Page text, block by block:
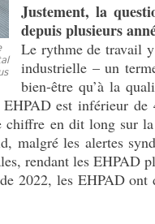
Justement, la
depuis plusieurs
Le rythme de travail y
industrielle – un
bien-être qu’à la
est inférieur
chiffre en dit long sur
malgré les alertes
rendant les EHPAD
2022, les EHPAD